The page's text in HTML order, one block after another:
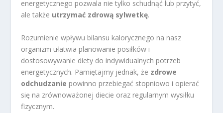
energetycznego pozwala nie tylko schudnąć lub przytyć,
ale także utrzymać zdrową sylwetkę.
Rozumienie wpływu bilansu kalorycznego na nasz
organizm ułatwia planowanie posiłków i
dostosowywanie diety do indywidualnych potrzeb
energetycznych. Pamiętajmy jednak, że zdrowe
odchudzanie powinno przebiegać stopniowo i opierać
się na zrównoważonej diecie oraz regularnym wysiłku
fizycznym.